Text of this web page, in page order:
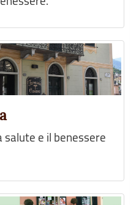
e il benessere